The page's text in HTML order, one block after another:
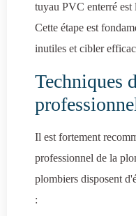
tuyau PVC enterré est
Cette étape est
inutiles et cibler
Techniques
Il est fortement
professionnel de la
plombiers disposent
: